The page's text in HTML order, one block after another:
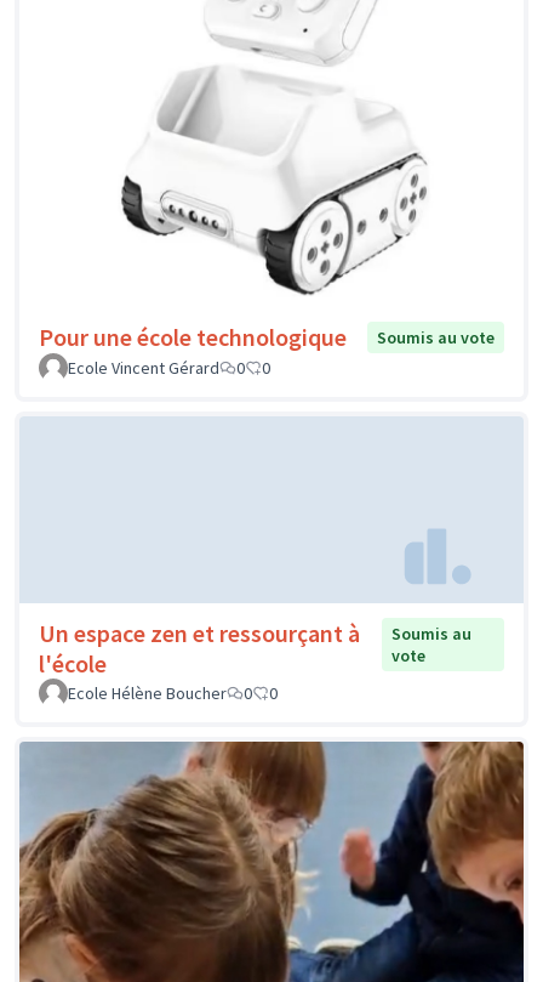
Pour une école technologique
Soumis au vote
Ecole Vincent Gérard
0 0
Un espace zen et ressourçant à
l'école
Soumis au
vote
Ecole Hélène Boucher
0 0